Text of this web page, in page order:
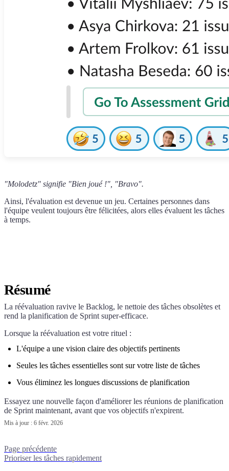
"Molodetz" signifie "Bien joué !", "Bravo".
Ainsi, l'évaluation est devenue un jeu. Certaines personnes dans
l'équipe veulent toujours être félicitées, alors elles évaluent les tâches
à temps.
Résumé
La réévaluation ravive le Backlog, le nettoie des tâches obsolètes et
rend la planification de Sprint super-efficace.
Lorsque la réévaluation est votre rituel :
L'équipe a une vision claire des objectifs pertinents
Seules les tâches essentielles sont sur votre liste de tâches
Vous éliminez les longues discussions de planification
Essayez une nouvelle façon d'améliorer les réunions de planification
de Sprint maintenant, avant que vos objectifs n'expirent.
Mis à jour : 6 févr. 2026
Page précédente
Prioriser les tâches rapidement